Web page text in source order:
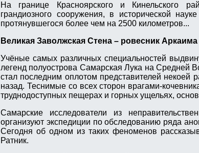
На границе Красноярского и Кинельского
грандиозного сооружения, в исторической
протянувшегося более чем на 2500 километров...
Великая Заволжская Стена – ровесник Аркаима
Учёные самых различных специальностей
легенд полуострова Самарская Лука на Средней
стал последним оплотом представителей некоей
назад. Теснимые со всех сторон врагами-
труднодоступных пещерах и горных ущельях,
Самарские исследователи из
организуют экспедиции по обследованию ряда
Сегодня об одном из таких феноменов
Ратник.